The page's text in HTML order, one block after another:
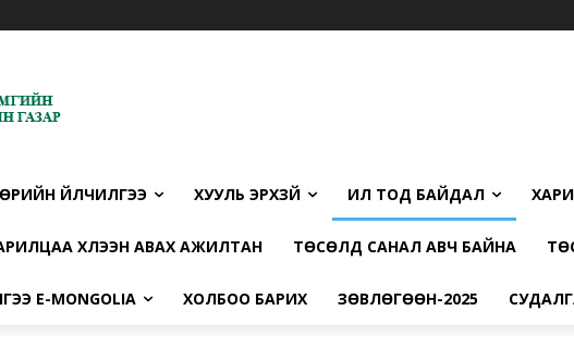
ҮЙЛЧИЛГЭЭ ХУУЛЬ ЭРХЗҮЙ ИЛ ТОД БАЙДАЛ
ХҮЛЭЭН АВАХ АЖИЛТАН ТӨСӨЛД САНАЛ АВЧ БАЙНА
E-MONGOLIA ХОЛБОО БАРИХ ЗӨВЛӨГӨӨН-2025